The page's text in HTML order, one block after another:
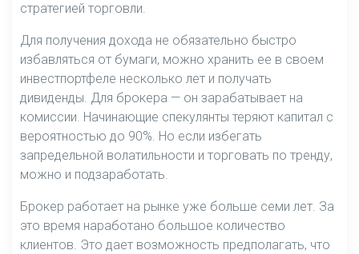
стратегией торговли.
Для получения дохода не обязательно быстро
избавляться от бумаги, можно хранить ее в своем
инвестпортфеле несколько лет и получать
дивиденды. Для брокера — он зарабатывает на
комиссии. Начинающие спекулянты теряют капитал с
вероятностью до 90%. Но если избегать
запредельной волатильности и торговать по тренду,
можно и подзаработать.
Брокер работает на рынке уже больше семи лет. За
это время наработано большое количество
клиентов. Это дает возможность предполагать, что